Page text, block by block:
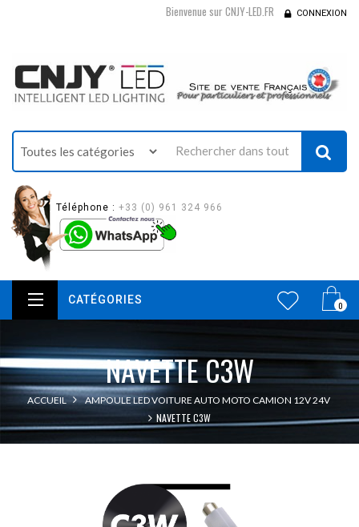
Bienvenue sur CNJY-LED.FR CONNEXION
Téléphone : +33 (0) 961 324 966
0
CATÉGORIES
NAVETTE C3W
ACCUEIL AMPOULE LED VOITURE AUTO MOTO CAMION 12V 24V
NAVETTE C3W